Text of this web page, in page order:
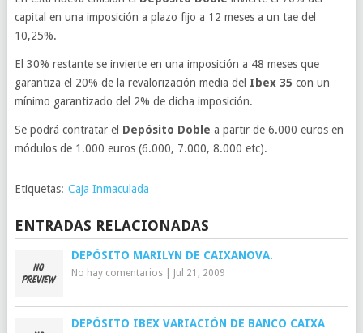
capital en una imposición a plazo fijo a 12 meses a un tae del
10,25%.
El 30% restante se invierte en una imposición a 48 meses que
garantiza el 20% de la revalorización media del Ibex 35 con un
mínimo garantizado del 2% de dicha imposición.
Se podrá contratar el Depósito Doble a partir de 6.000 euros en
módulos de 1.000 euros (6.000, 7.000, 8.000 etc).
Etiquetas: Caja Inmaculada
ENTRADAS RELACIONADAS
DEPÓSITO MARILYN DE CAIXANOVA.
No hay comentarios| Jul 21, 2009
DEPÓSITO IBEX VARIACIÓN DE BANCO CAIXA